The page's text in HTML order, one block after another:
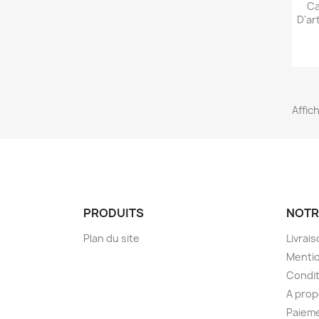
PRODUITS
Plan du site
A